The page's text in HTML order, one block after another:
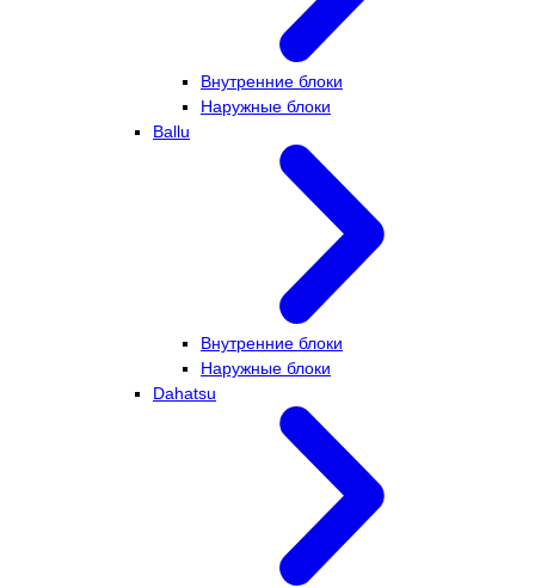
Внутренние блоки
Наружные блоки
Ballu
Внутренние блоки
Наружные блоки
Dahatsu